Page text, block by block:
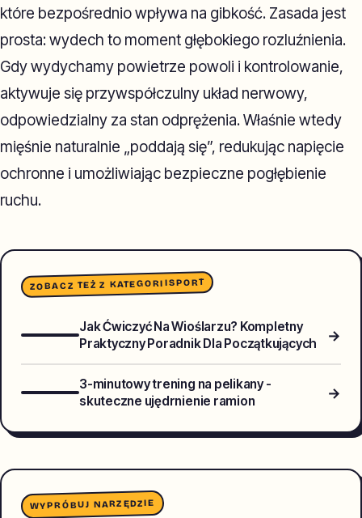
które bezpośrednio wpływa na gibkość. Zasada jest
prosta: wydech to moment głębokiego rozluźnienia.
Gdy wydychamy powietrze powoli i kontrolowanie,
aktywuje się przywspółczulny układ nerwowy,
odpowiedzialny za stan odprężenia. Właśnie wtedy
mięśnie naturalnie „poddają się”, redukując napięcie
ochronne i umożliwiając bezpieczne pogłębienie
ruchu.
ZOBACZ TEŻ Z KATEGORIISPORT
Jak Ćwiczyć Na Wioślarzu? Kompletny
Praktyczny Poradnik Dla Początkujących
→
3-minutowy trening na pelikany -
skuteczne ujędrnienie ramion
→
WYPRÓBUJ NARZĘDZIE